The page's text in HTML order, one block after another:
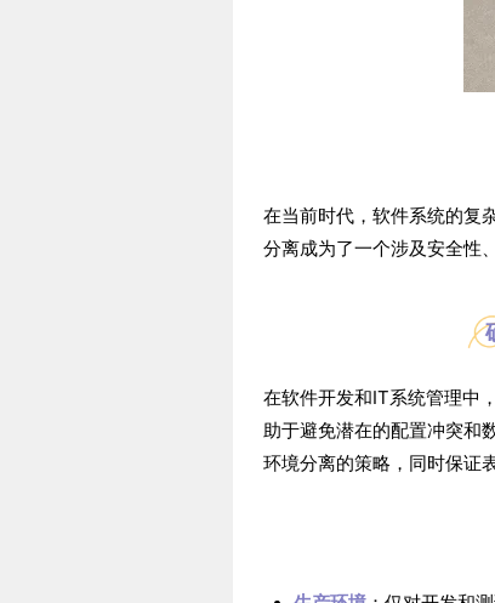
在当前时代，软件系统的复
分离成为了一个涉及安全性
在软件开发和IT系统管理中
助于避免潜在的配置冲突和
环境分离的策略，同时保证